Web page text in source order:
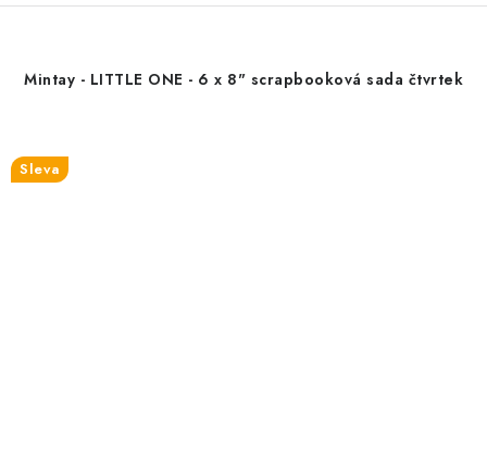
Mintay - LITTLE ONE - 6 x 8" scrapbooková sada čtvrtek
Sleva